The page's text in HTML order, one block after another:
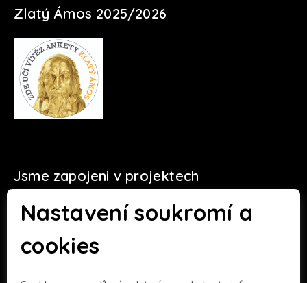
Nastavení soukromí a
cookies
Zlatý Ámos 2025/2026
Jsme zapojeni v projektech